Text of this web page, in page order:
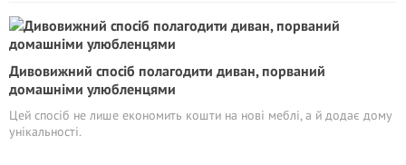
Дивовижний спосіб полагодити диван, порваний
домашніми улюбленцями
Цей спосіб не лише економить кошти на нові меблі, а й додає дому
унікальності.